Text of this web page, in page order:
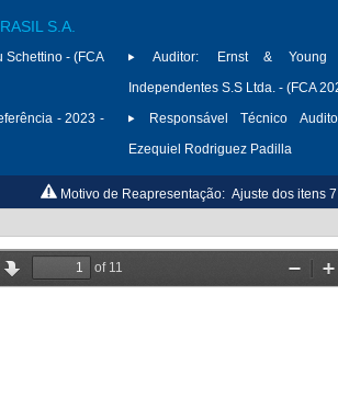
S.A.
Schettino - (FCA
- 2023 -
Auditor:
Ernst & Young
Independentes S.S Ltda. - (FCA
Responsável Técnico
Ezequiel Rodriguez Padilla
Motivo de Reapresentação: Ajuste dos itens